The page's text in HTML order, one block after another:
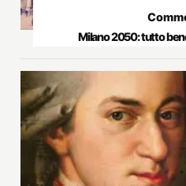
Milano 2050: tutto